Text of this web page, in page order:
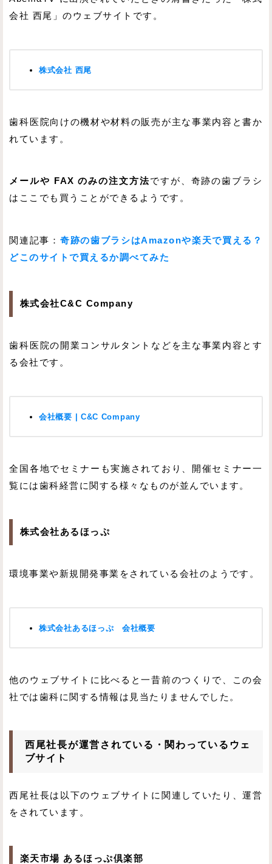
会社 西尾」のウェブサイトです。
株式会社 西尾
歯科医院向けの機材や材料の販売が主な事業内容と書か
れています。
メールや FAX のみの注文方法ですが、奇跡の歯ブラシ
はここでも買うことができるようです。
関連記事： 奇跡の歯ブラシはAmazonや楽天で買える？
どこのサイトで買えるか調べてみた
株式会社C&C Company
歯科医院の開業コンサルタントなどを主な事業内容とす
る会社です。
会社概要 | C&C Company
全国各地でセミナーも実施されており、開催セミナー一
覧には歯科経営に関する様々なものが並んでいます。
株式会社あるほっぷ
環境事業や新規開発事業をされている会社のようです。
株式会社あるほっぷ 会社概要
他のウェブサイトに比べると一昔前のつくりで、この会
社では歯科に関する情報は見当たりませんでした。
西尾社長が運営されている・関わっているウェ
ブサイト
西尾社長は以下のウェブサイトに関連していたり、運営
をされています。
楽天市場 あるほっぷ倶楽部